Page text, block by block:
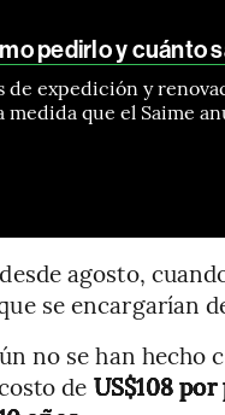
pedirlo y cuánto
de expedición y
medida que el Saime
agosto,
se encargarían
no se han hecho
de US$108